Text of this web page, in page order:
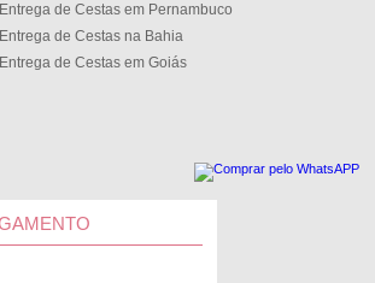
Entrega de Cestas em Pernambuco
Entrega de Cestas na Bahia
Entrega de Cestas em Goiás